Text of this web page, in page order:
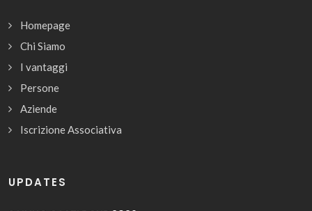
Homepage
Chi Siamo
I vantaggi
Persone
Aziende
Iscrizione Associativa
UPDATES